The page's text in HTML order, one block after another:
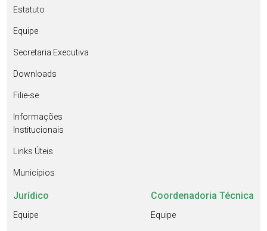
Estatuto
Equipe
Secretaria Executiva
Downloads
Filie-se
Informações
Institucionais
Links Úteis
Municípios
Jurídico
Equipe
Coordenadoria Técnica
Equipe